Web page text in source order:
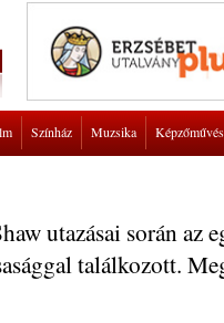
Színház Muzsika
utazásai során az
találkozott.